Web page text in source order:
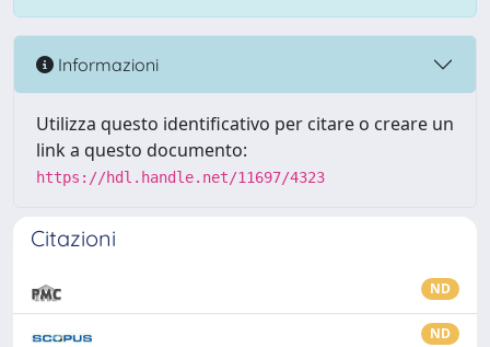
Informazioni
Utilizza questo identificativo per citare o creare un
link a questo documento:
https://hdl.handle.net/11697/4323
Citazioni
ND
ND